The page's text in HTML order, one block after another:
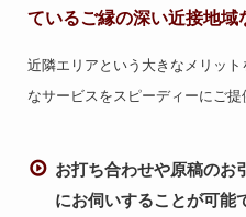
ているご縁の深い近接地域
近隣エリアという大きなメリッ
なサービスをスピーディーにご提
お打ち合わせや原稿のお
にお伺いすることが可能